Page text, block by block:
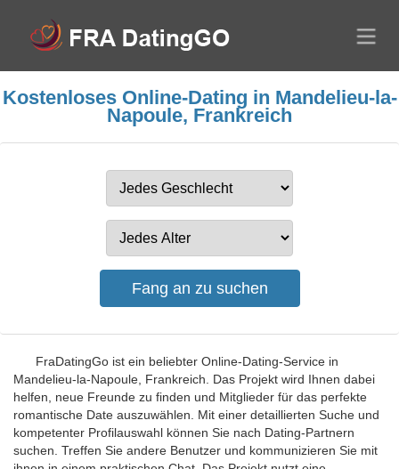
Kostenloses Online-Dating in Mandelieu-la-
Napoule, Frankreich
FraDatingGo ist ein beliebter Online-Dating-Service in
Mandelieu-la-Napoule, Frankreich. Das Projekt wird Ihnen dabei
helfen, neue Freunde zu finden und Mitglieder für das perfekte
romantische Date auszuwählen. Mit einer detaillierten Suche und
kompetenter Profilauswahl können Sie nach Dating-Partnern
suchen. Treffen Sie andere Benutzer und kommunizieren Sie mit